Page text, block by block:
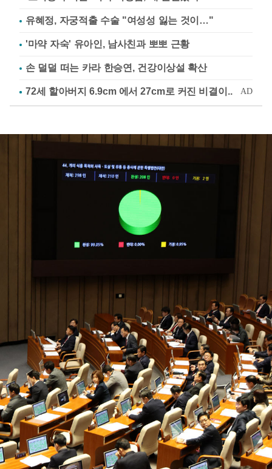
유혜정, 자궁적출 수술 "여성성 잃는 것이…"
'마약 자숙' 유아인, 남사친과 뽀뽀 근황
손 덜덜 떠는 카라 한승연, 건강이상설 확산